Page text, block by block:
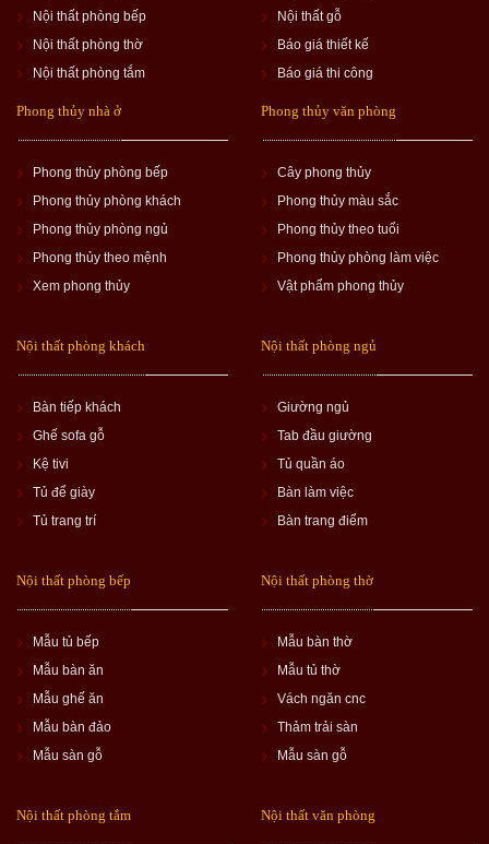
Nội thất phòng bếp
Nội thất phòng thờ
Nội thất phòng tắm
Nội thất gỗ
Báo giá thiết kế
Báo giá thi công
Phong thủy nhà ở
Phong thủy phòng bếp
Phong thủy phòng khách
Phong thủy phòng ngủ
Phong thủy theo mệnh
Xem phong thủy
Phong thủy văn phòng
Cây phong thủy
Phong thủy màu sắc
Phong thủy theo tuổi
Phong thủy phòng làm việc
Vật phẩm phong thủy
Nội thất phòng khách
Bàn tiếp khách
Ghế sofa gỗ
Kệ tivi
Tủ để giày
Tủ trang trí
Nội thất phòng ngủ
Giường ngủ
Tab đầu giường
Tủ quần áo
Bàn làm việc
Bàn trang điểm
Nội thất phòng bếp
Mẫu tủ bếp
Mẫu bàn ăn
Mẫu ghế ăn
Mẫu bàn đảo
Mẫu sàn gỗ
Nội thất phòng thờ
Mẫu bàn thờ
Mẫu tủ thờ
Vách ngăn cnc
Thảm trải sàn
Mẫu sàn gỗ
Nội thất phòng tắm Nội thất văn phòng